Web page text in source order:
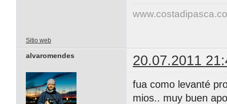
Sitio web
alvaromendes 20.07.2011
fua como levanté
mios.. muy buen